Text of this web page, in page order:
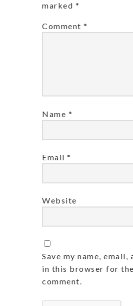
marked *
Comment *
Name *
Email *
Website
Save my name, email,
in this browser for
comment.